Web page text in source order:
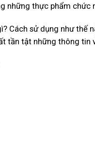
những thực phẩm
Cách sử dụng như thế
tần tật những thông tin